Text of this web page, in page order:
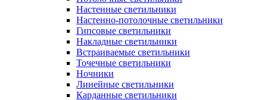
Настенные светильники
Настенно-потолочные светильники
Гипсовые светильники
Накладные светильники
Встраиваемые светильники
Точечные светильники
Ночники
Линейные светильники
Карданные светильники